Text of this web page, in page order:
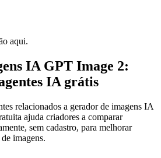
aqui.
IA GPT Image 2:
IA grátis
relacionados a gerador de imagens IA
ajuda criadores a comparar
sem cadastro, para melhorar
imagens.